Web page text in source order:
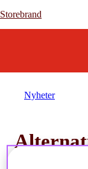
Storebrand
Storebrand
Nyheter